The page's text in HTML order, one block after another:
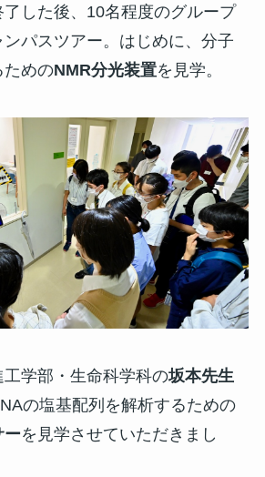
した後、10名程度のグループ
パスツアー。はじめに、分子
ためのNMR分光装置を見学。
学部・生命科学科の坂本先生
の塩基配列を解析するための
ーを見学させていただきまし